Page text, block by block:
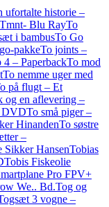
ufortalte historie –
Tmnt- Blu RayTo
i bambusTo Go
pakkeTo joints –
– PaperbackTo mod
To nemme uger med
på flugt – Et
og en aflevering –
DVDTo små piger –
HinandenTo søstre
–
Sikker HansenTobias
Tobis Fiskeolie
Pro FPV+
We.. Bd.Tog og
3 vogne –